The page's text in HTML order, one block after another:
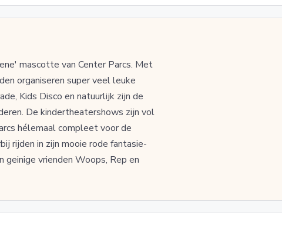
mascotte van Center Parcs. Met
organiseren super veel leuke
Kids Disco en natuurlijk zijn de
De kindertheatershows zijn vol
hélemaal compleet voor de
rijden in zijn mooie rode fantasie-
geinige vrienden Woops, Rep en